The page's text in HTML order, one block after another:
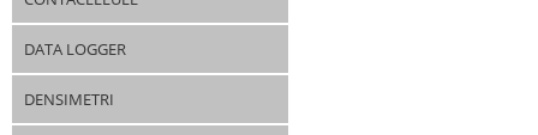
DATA LOGGER
DENSIMETRI